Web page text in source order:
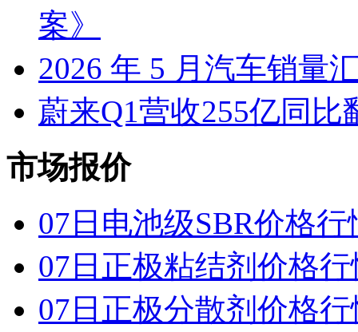
案》
2026 年 5 月汽车销量
蔚来Q1营收255亿同
市场报价
07日电池级SBR价格行
07日正极粘结剂价格行
07日正极分散剂价格行